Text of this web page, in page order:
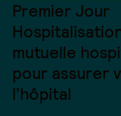
Premier Jour
mutuelle
pour assurer
l’hôpital